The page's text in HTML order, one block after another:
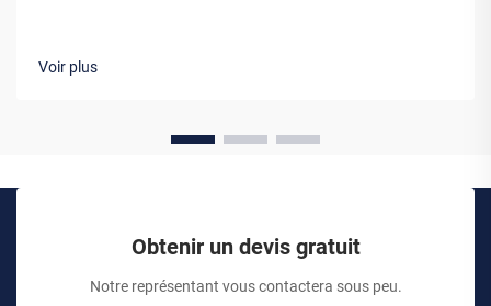
Voir plus
Obtenir un devis gratuit
Notre représentant vous contactera sous peu.